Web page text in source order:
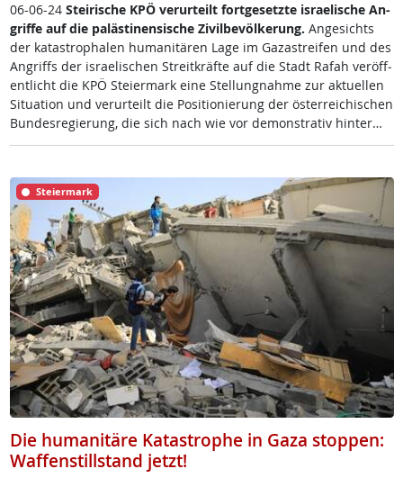
06-06-24 Stei­ri­sche KPÖ ver­ur­teilt fort­ge­setz­te is­rae­li­sche An­
grif­fe auf die pa­läs­ti­nen­si­sche Zi­vil­be­völ­ke­rung. An­ge­sichts
der ka­tastro­pha­len hu­mani­tä­ren La­ge im Ga­za­st­rei­fen und des
An­griffs der is­rae­li­schen St­reit­kräf­te auf die Stadt Ra­fah ver­öf­f­
ent­licht die KPÖ Stei­er­mark ei­ne Stel­lung­nah­me zur ak­tu­el­len
Si­tua­ti­on und ver­ur­teilt die Po­si­tio­nie­rung der ös­t­er­rei­chi­schen
Bun­des­re­gie­rung, die sich nach wie vor de­mon­s­t­ra­tiv hin­ter…
Steiermark
Die humanitäre Katastrophe in Gaza stoppen:
Waffenstillstand jetzt!